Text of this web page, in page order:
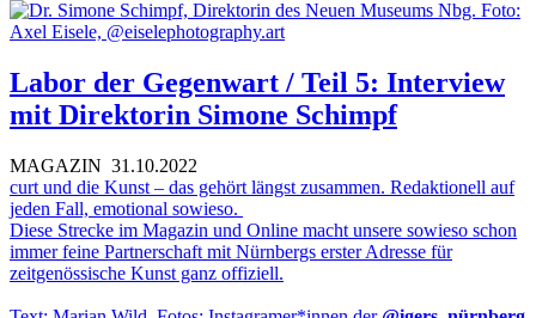
Labor der Gegenwart / Teil 5: Interview
mit Direktorin Simone Schimpf
MAGAZIN 31.10.2022
curt und die Kunst – das gehört längst zusammen. Redaktionell auf
jeden Fall, emotional sowieso.
Diese Strecke im Magazin und Online macht unsere sowieso schon
immer feine Partnerschaft mit Nürnbergs erster Adresse für
zeitgenössische Kunst ganz offiziell.